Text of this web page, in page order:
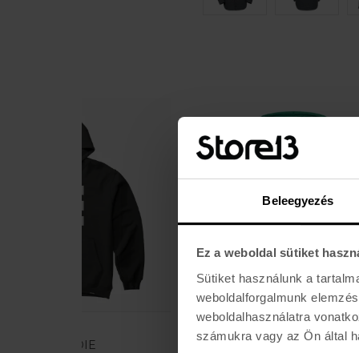
Beleegyezés
Ez a weboldal sütiket
Sütiket használunk a
weboldalforgalmunk
weboldalhasználatra
számukra vagy az Ön által
AKCIÓ
CORNELL 3.0 PO
BURTON